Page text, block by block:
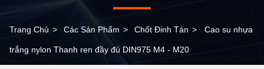
Trang Chủ > Các Sản Phẩm > Chốt Đinh Tán > Cao su nhựa
trắng nylon Thanh ren đầy đủ DIN975 M4 - M20